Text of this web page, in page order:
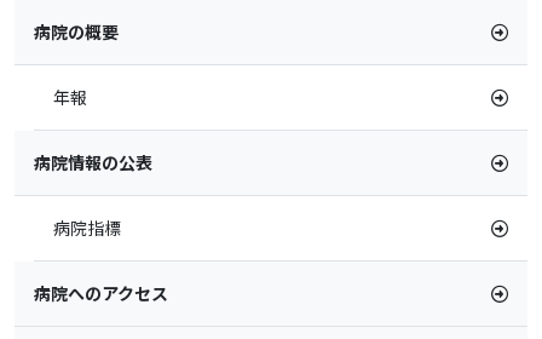
病院の概要
年報
病院情報の公表
病院指標
病院へのアクセス